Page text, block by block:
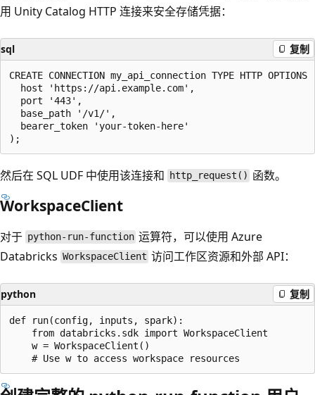
用 Unity Catalog HTTP 连接来安全存储凭据：
sql 复制
CREATE CONNECTION my_api_connection TYPE HTTP OPTIONS
  host 'https://api.example.com',
  port '443',
  base_path '/v1/',
  bearer_token 'your-token-here'
然后在 SQL UDF 中使用该连接和 http_request() 函数。
WorkspaceClient
对于 python-run-function 运算符，可以使用 Azure
Databricks WorkspaceClient 访问工作区资源和外部 API：
python 复制
def run(config, inputs, spark):
    from databricks.sdk import WorkspaceClient
    w = WorkspaceClient()